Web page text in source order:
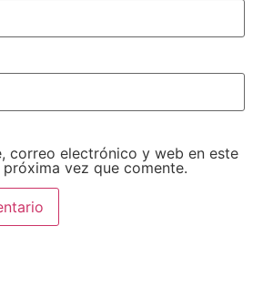
correo electrónico y web en este
vez que comente.